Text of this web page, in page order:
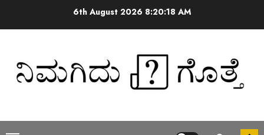
6th August 2026 8:20:18 AM